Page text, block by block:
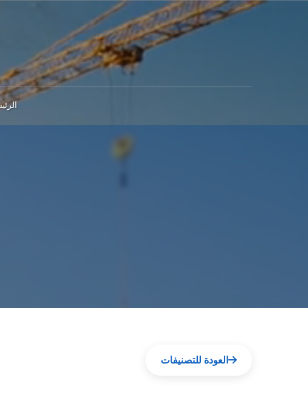
العودة للتصنيفات